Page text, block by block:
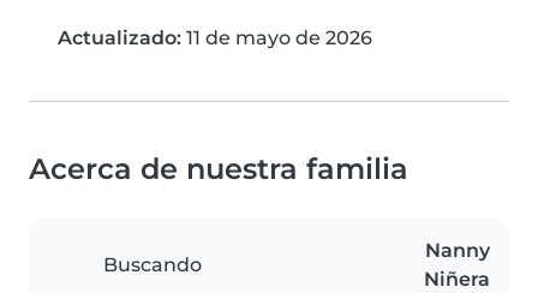
Actualizado: 11 de mayo de 2026
Acerca de nuestra familia
Buscando
Nanny
Niñera